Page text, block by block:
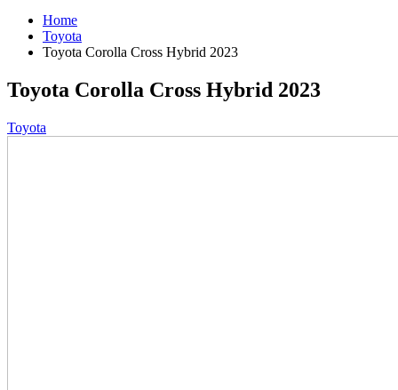
Home
Toyota
Toyota Corolla Cross Hybrid 2023
Toyota Corolla Cross Hybrid 2023
Toyota